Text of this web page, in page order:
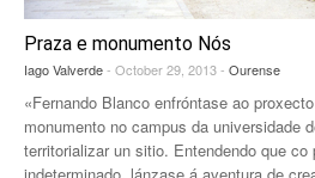
MAPA
ANOS 1990
ANOS 2010
PREMIOS XOANA DE VEGA DE
PREMIOS ENOR PARA GALICIA
PREMIOS GRAN DE AREA
Praza e monumento Nós
Iago Valverde- October 29, 2013 - Ourense
«Fernando Blanco enfróntase ao
monumento no campus da universidade
territorializar un sitio. Entendendo que